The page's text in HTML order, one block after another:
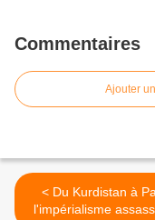
Commentaires
Ajouter
< Du Kurdistan à Paris
l'impérialisme